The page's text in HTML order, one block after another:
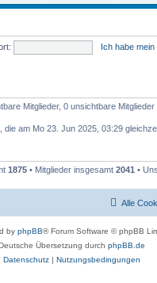
Ich habe
Mitglieder, 0 unsichtbare
die am Mo 23. Jun 2025, 03:29
1875 • Mitglieder insgesamt 2041 •
Alle
by phpBB® Forum Software © phpBB
Übersetzung durch phpBB.de
Datenschutz | Nutzungsbedingungen